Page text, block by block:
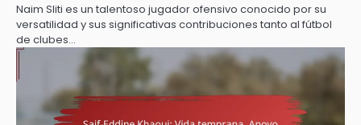
Naim Sliti es un talentoso jugador ofensivo conocido por su
versatilidad y sus significativas contribuciones tanto al fútbol
de clubes…